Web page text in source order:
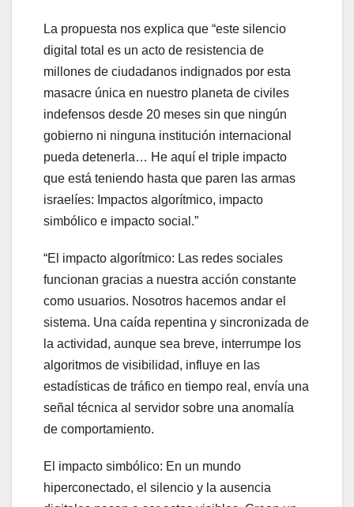
La propuesta nos explica que “este silencio
digital total es un acto de resistencia de
millones de ciudadanos indignados por esta
masacre única en nuestro planeta de civiles
indefensos desde 20 meses sin que ningún
gobierno ni ninguna institución internacional
pueda detenerla… He aquí el triple impacto
que está teniendo hasta que paren las armas
israelíes: Impactos algorítmico, impacto
simbólico e impacto social.”
“El impacto algorítmico: Las redes sociales
funcionan gracias a nuestra acción constante
como usuarios. Nosotros hacemos andar el
sistema. Una caída repentina y sincronizada de
la actividad, aunque sea breve, interrumpe los
algoritmos de visibilidad, influye en las
estadísticas de tráfico en tiempo real, envía una
señal técnica al servidor sobre una anomalía
de comportamiento.
El impacto simbólico: En un mundo
hiperconectado, el silencio y la ausencia